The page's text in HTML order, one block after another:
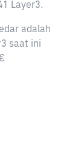
Layer3.
adalah
saat ini